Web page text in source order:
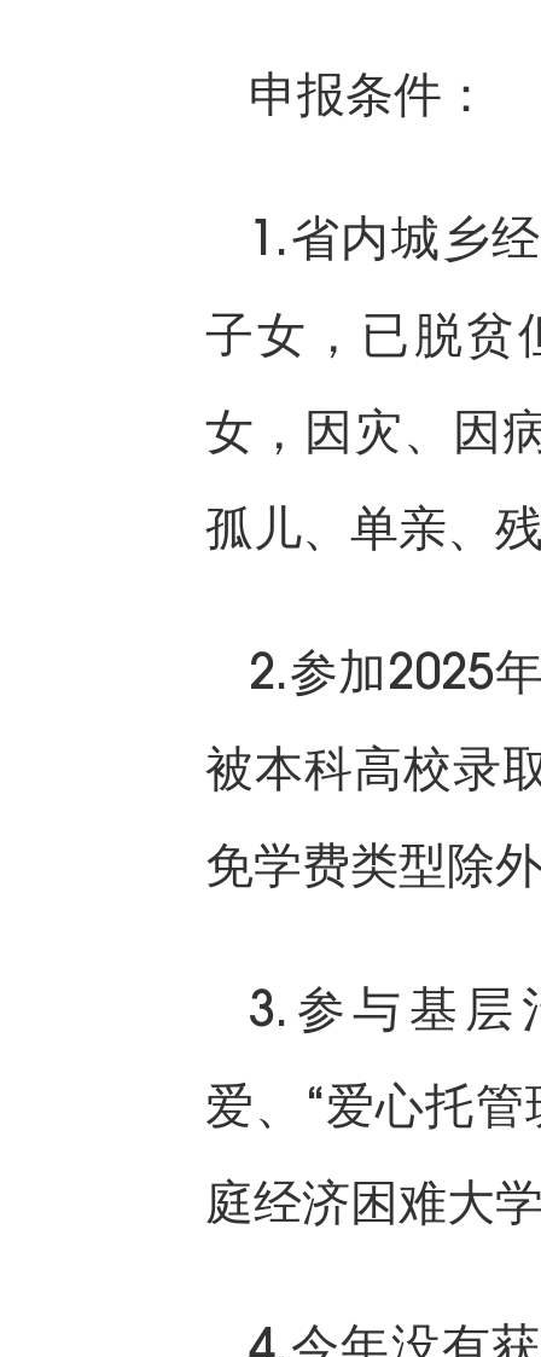
申报条件：
1.省内城乡
子女，已脱贫
女，因灾、因
孤儿、单亲、
2.参加2025
被本科高校录
免学费类型除
3.参与基层
爱、“爱心托
庭经济困难大